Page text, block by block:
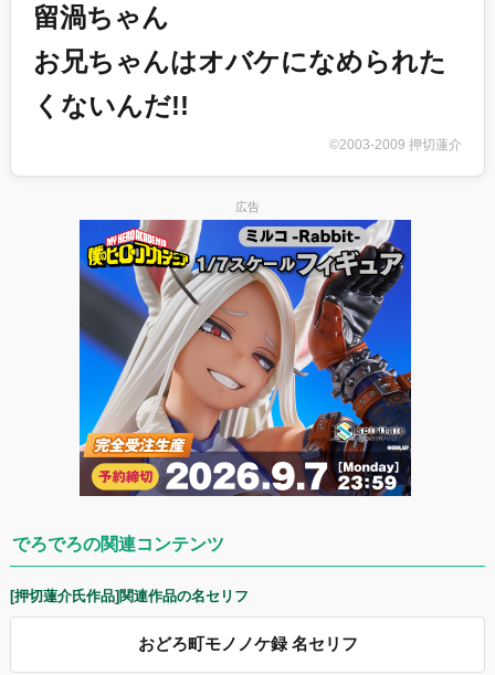
留渦ちゃん
お兄ちゃんはオバケになめられた
くないんだ!!
©2003-2009 押切蓮介
広告
でろでろの関連コンテンツ
[押切蓮介氏作品]関連作品の名セリフ
おどろ町モノノケ録 名セリフ